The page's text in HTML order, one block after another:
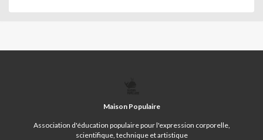
Maison Populaire
Association d'éducation populaire pour l'expression corporelle,
scientifique, technique et artistique